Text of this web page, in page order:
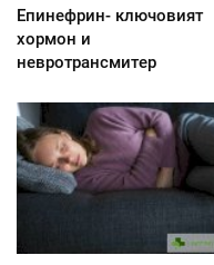
Епинефрин- ключовият
хормон и
невротрансмитер